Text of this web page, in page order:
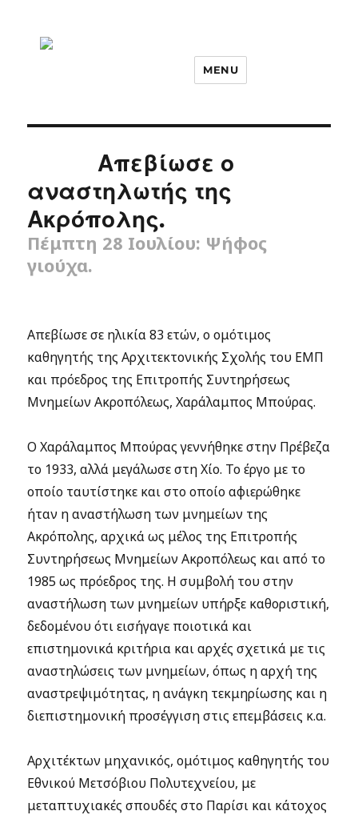
MENU
Απεβίωσε ο
αναστηλωτής της
Ακρόπολης.
Πέμπτη 28 Ιουλίου: Ψήφος
γιούχα.
Απεβίωσε σε ηλικία 83 ετών, ο ομότιμος
καθηγητής της Αρχιτεκτονικής Σχολής του ΕΜΠ
και πρόεδρος της Επιτροπής Συντηρήσεως
Μνημείων Ακροπόλεως, Χαράλαμπος Μπούρας.
Ο Χαράλαμπος Μπούρας γεννήθηκε στην Πρέβεζα
το 1933, αλλά μεγάλωσε στη Χίο. Το έργο με το
οποίο ταυτίστηκε και στο οποίο αφιερώθηκε
ήταν η αναστήλωση των μνημείων της
Ακρόπολης, αρχικά ως μέλος της Επιτροπής
Συντηρήσεως Μνημείων Ακροπόλεως και από το
1985 ως πρόεδρος της. Η συμβολή του στην
αναστήλωση των μνημείων υπήρξε καθοριστική,
δεδομένου ότι εισήγαγε ποιοτικά και
επιστημονικά κριτήρια και αρχές σχετικά με τις
αναστηλώσεις των μνημείων, όπως η αρχή της
αναστρεψιμότητας, η ανάγκη τεκμηρίωσης και η
διεπιστημονική προσέγγιση στις επεμβάσεις κ.α.
Αρχιτέκτων μηχανικός, ομότιμος καθηγητής του
Εθνικού Μετσόβιου Πολυτεχνείου, με
μεταπτυχιακές σπουδές στο Παρίσι και κάτοχος